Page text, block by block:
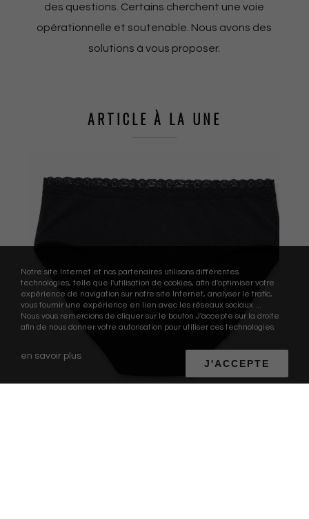
des questions. Certains cherchent une voie
opérationnelle et soutenable. Nous avons des
solutions à vous proposer.
ARTICLE À LA UNE
Notre site Internet et nos partenaires utilisons différentes
technologies, telle que l'utilisation de cookies, afin d'optimiser votre
expérience de navigation sur notre site Internet, analyser le trafic,
vous fournir une expérience en lien avec les réseaux sociaux ...
Nous vous remercions de cliquer sur le bouton J'accepte sur la droite
afin de nous donner votre autorisation pour utiliser ces technologies.
en savoir plus
J'ACCEPTE